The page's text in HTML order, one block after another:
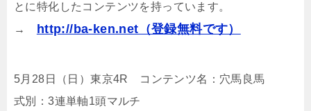
とに特化したコンテンツを持っています。
→
http://ba-ken.net（登録無料です）
5月28日（日）東京4R コンテンツ名：穴馬良馬
式別：3連単軸1頭マルチ